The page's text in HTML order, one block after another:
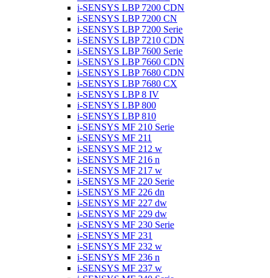
i-SENSYS LBP 7200 CDN
i-SENSYS LBP 7200 CN
i-SENSYS LBP 7200 Serie
i-SENSYS LBP 7210 CDN
i-SENSYS LBP 7600 Serie
i-SENSYS LBP 7660 CDN
i-SENSYS LBP 7680 CDN
i-SENSYS LBP 7680 CX
i-SENSYS LBP 8 IV
i-SENSYS LBP 800
i-SENSYS LBP 810
i-SENSYS MF 210 Serie
i-SENSYS MF 211
i-SENSYS MF 212 w
i-SENSYS MF 216 n
i-SENSYS MF 217 w
i-SENSYS MF 220 Serie
i-SENSYS MF 226 dn
i-SENSYS MF 227 dw
i-SENSYS MF 229 dw
i-SENSYS MF 230 Serie
i-SENSYS MF 231
i-SENSYS MF 232 w
i-SENSYS MF 236 n
i-SENSYS MF 237 w